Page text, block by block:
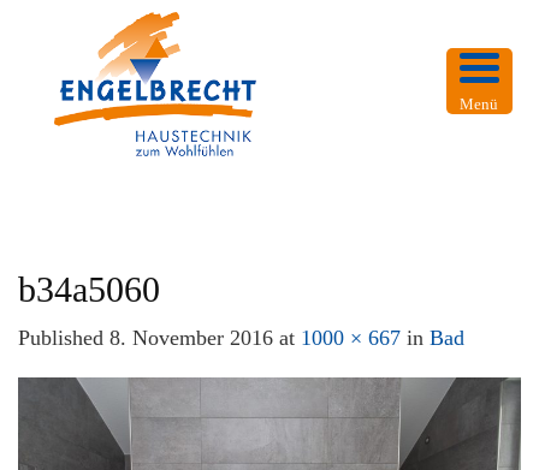
b34a5060
Published 8. November 2016 at 1000 × 667 in Bad
Menü